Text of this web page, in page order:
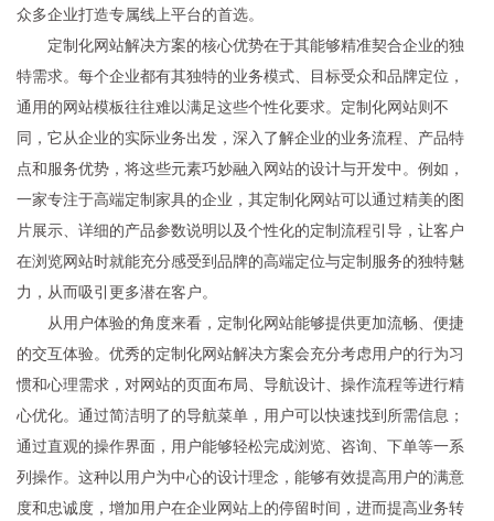
众多企业打造专属线上平台的首选。
定制化网站解决方案的核心优势在于其能够精准契合企业的独
特需求。每个企业都有其独特的业务模式、目标受众和品牌定位，
通用的网站模板往往难以满足这些个性化要求。定制化网站则不
同，它从企业的实际业务出发，深入了解企业的业务流程、产品特
点和服务优势，将这些元素巧妙融入网站的设计与开发中。例如，
一家专注于高端定制家具的企业，其定制化网站可以通过精美的图
片展示、详细的产品参数说明以及个性化的定制流程引导，让客户
在浏览网站时就能充分感受到品牌的高端定位与定制服务的独特魅
力，从而吸引更多潜在客户。
从用户体验的角度来看，定制化网站能够提供更加流畅、便捷
的交互体验。优秀的定制化网站解决方案会充分考虑用户的行为习
惯和心理需求，对网站的页面布局、导航设计、操作流程等进行精
心优化。通过简洁明了的导航菜单，用户可以快速找到所需信息；
通过直观的操作界面，用户能够轻松完成浏览、咨询、下单等一系
列操作。这种以用户为中心的设计理念，能够有效提高用户的满意
度和忠诚度，增加用户在企业网站上的停留时间，进而提高业务转